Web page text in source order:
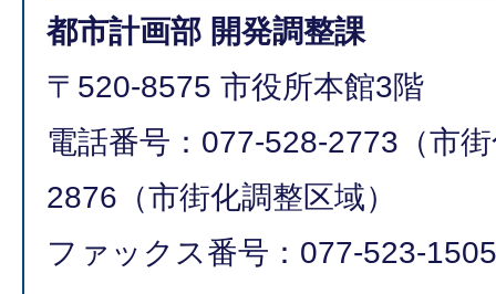
都市計画部 開発調整課
〒520-8575 市役所本館3階
電話番号：077-528-2773（市
2876（市街化調整区域）
ファックス番号：077-523-1505